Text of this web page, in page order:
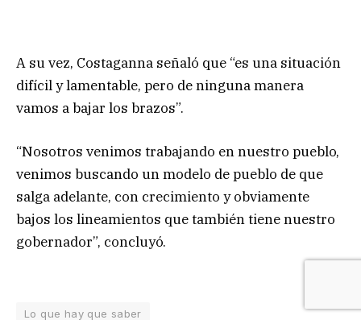
A su vez, Costaganna señaló que “es una situación
difícil y lamentable, pero de ninguna manera
vamos a bajar los brazos”.
“Nosotros venimos trabajando en nuestro pueblo,
venimos buscando un modelo de pueblo de que
salga adelante, con crecimiento y obviamente
bajos los lineamientos que también tiene nuestro
gobernador”, concluyó.
Lo que hay que saber